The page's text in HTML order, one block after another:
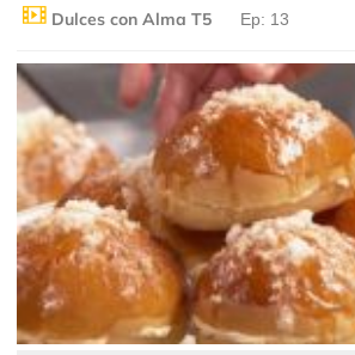
Dulces con Alma T5 Ep: 13